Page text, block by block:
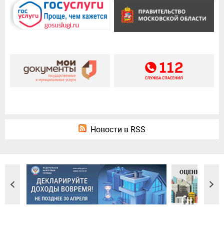
Новости в RSS